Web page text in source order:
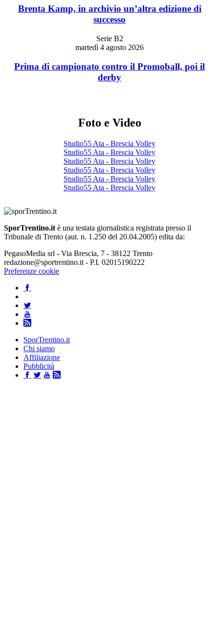
Brenta Kamp, in archivio un’altra edizione di
successo
Serie B2
martedì 4 agosto 2026
Prima di campionato contro il Promoball, poi il
derby
Foto e Video
Studio55 Ata - Brescia Volley
Studio55 Ata - Brescia Volley
Studio55 Ata - Brescia Volley
Studio55 Ata - Brescia Volley
Studio55 Ata - Brescia Volley
Studio55 Ata - Brescia Volley
SporTrentino.it è una testata giornalistica registrata presso il
Tribunale di Trento (aut. n. 1.250 del 20.04.2005) edita da:
PegasoMedia srl - Via Brescia, 7 - 38122 Trento
redazione@sportrentino.it - P.I. 02015190222
Preferenze cookie
SporTrentino.it
Chi siamo
Affiliazione
Pubblicità